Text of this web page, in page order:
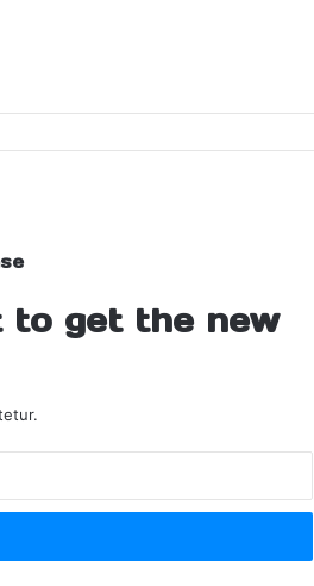
to get the new